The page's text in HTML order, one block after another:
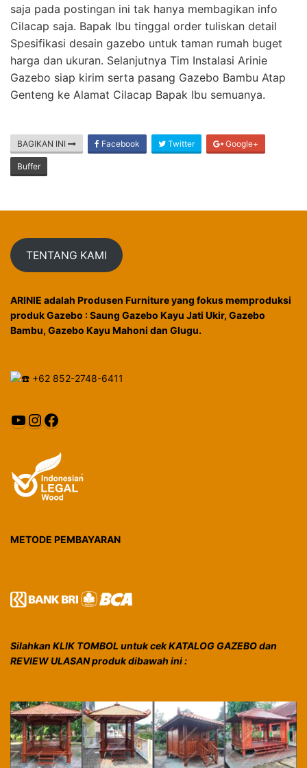
saja pada postingan ini tak hanya membagikan info
Cilacap saja. Bapak Ibu tinggal order tuliskan detail
Spesifikasi desain gazebo untuk taman rumah buget
harga dan ukuran. Selanjutnya Tim Instalasi Arinie
Gazebo siap kirim serta pasang Gazebo Bambu Atap
Genteng ke Alamat Cilacap Bapak Ibu semuanya.
BAGIKAN INI Facebook Twitter Google+
Buffer
TENTANG KAMI
ARINIE adalah Produsen Furniture yang fokus memproduksi
produk Gazebo : Saung Gazebo Kayu Jati Ukir, Gazebo
Bambu, Gazebo Kayu Mahoni dan Glugu.
+62 852-2748-6411
YouTube
Instagram
Facebook
METODE PEMBAYARAN
Silahkan KLIK TOMBOL untuk cek KATALOG GAZEBO dan
REVIEW ULASAN produk dibawah ini :